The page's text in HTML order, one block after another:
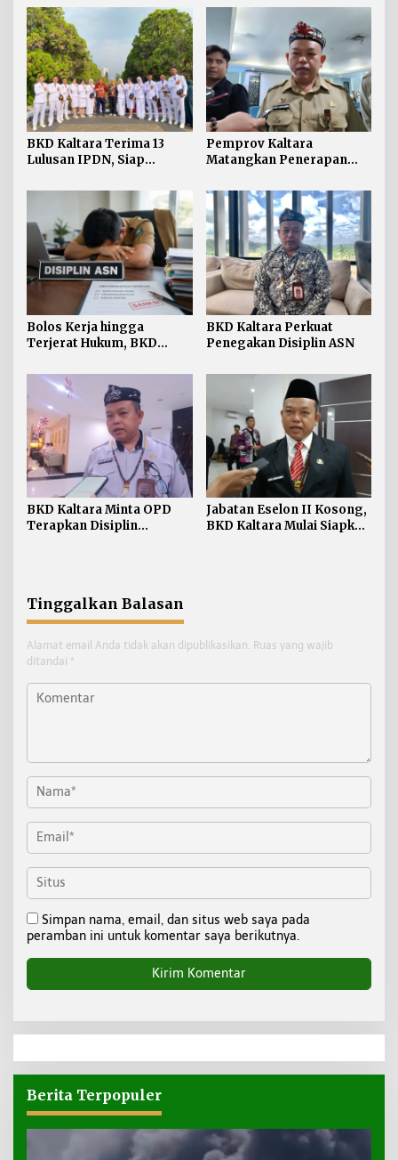
BKD Kaltara Terima 13
Lulusan IPDN, Siap
Lingkungan Pemprov
Pemprov Kaltara
Matangkan Penerapan
ASN
Bolos Kerja hingga
Terjerat Hukum, BKD
Pelanggaran ASN
BKD Kaltara Perkuat
Penegakan Disiplin ASN
BKD Kaltara Minta OPD
Terapkan Disiplin
Jabatan Eselon II Kosong,
BKD Kaltara Mulai Siapkan
Tinggalkan Balasan
Alamat email Anda tidak akan dipublikasikan. Ruas yang wajib
ditandai *
Simpan nama, email, dan situs web saya pada
peramban ini untuk komentar saya berikutnya.
Berita Terpopuler